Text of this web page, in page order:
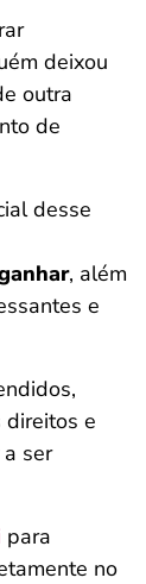
deixou
outra
de
desse
, além
e
direitos e
ser
para
no